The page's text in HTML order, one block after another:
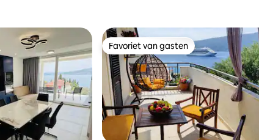
Favoriet van gasten
Favoriet van gasten